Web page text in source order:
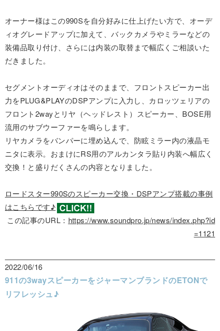
オーナー様はこの990Sを自分好みに仕上げたい方で、オーデ
ィオグレードアップに加えて、バックカメラやミラーなどの
装備品取り付け、さらには内装の取替まで幅広くご相談いた
だきました。
セグメントオーディオはそのままで、フロントスピーカー出
力をPLUG&PLAYのDSPアンプに入力し、カロッツェリアの
フロント2wayとリヤ（ヘッドレスト）スピーカー、BOSE用
流用のサブウーファーを鳴らします。
リヤカメラをバンパーに埋め込んで、防眩ミラー内の液晶モ
ニタに表示。おまけにRS用のアルカンタラ貼り内装へ幅広く
交換！と盛りだくさんの内容となりました。
ロードスター990Sのスピーカー交換・DSPアンプ搭載の事例
はこちらです♪
この記事のURL： https://www.soundpro.jp/news/index.php?id
=1121
2022/06/16
911の3wayスピーカーをジャーマンブランドのETONで
リフレッシュ♪